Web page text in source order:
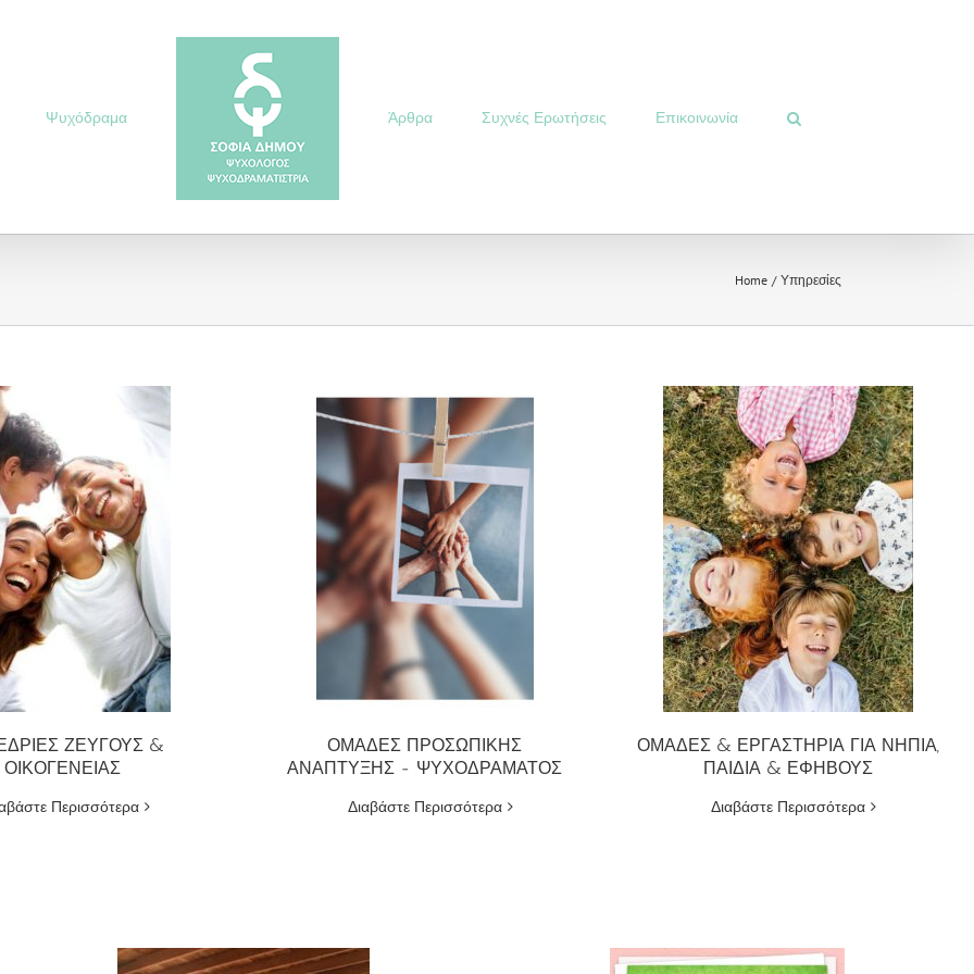
Ψυχόδραμα Άρθρα Συχνές Ερωτήσεις Επικοινωνία
Home Υπηρεσίες
ΖΕΥΓΟΥΣ &
ΟΙΚΟΓΕΝΕΙΑΣ
Περισσότερα
ΟΜΑΔΕΣ ΠΡΟΣΩΠΙΚΗΣ
ΑΝΑΠΤΥΞΗΣ - ΨΥΧΟΔΡΑΜΑΤΟΣ
Διαβάστε Περισσότερα
ΟΜΑΔΕΣ & ΕΡΓΑΣΤΗΡΙΑ ΓΙΑ ΝΗΠΙΑ,
ΠΑΙΔΙΑ & ΕΦΗΒΟΥΣ
Διαβάστε Περισσότερα